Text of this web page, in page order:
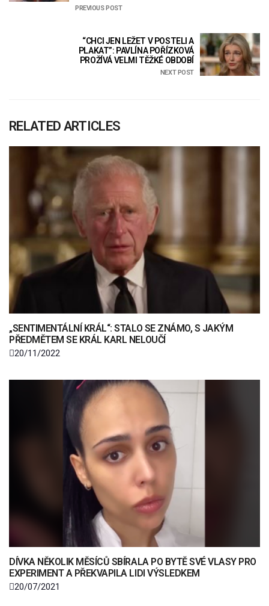
PREVIOUS POST
“CHCI JEN LEŽET V POSTELI A
PLAKAT”: PAVLÍNA POŘÍZKOVÁ
PROŽÍVÁ VELMI TĚŽKÉ OBDOBÍ
NEXT POST
RELATED ARTICLES
„SENTIMENTÁLNÍ KRÁL“: STALO SE ZNÁMO, S JAKÝM
PŘEDMĚTEM SE KRÁL KARL NELOUČÍ
20/11/2022
DÍVKA NĚKOLIK MĚSÍCŮ SBÍRALA PO BYTĚ SVÉ VLASY PRO
EXPERIMENT A PŘEKVAPILA LIDI VÝSLEDKEM
20/07/2021